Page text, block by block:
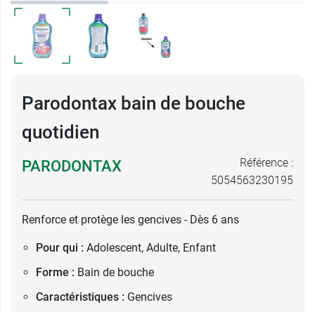
Parodontax bain de bouche
quotidien
PARODONTAX
Référence :
5054563230195
Renforce et protège les gencives - Dès 6 ans
Pour qui : Adolescent, Adulte, Enfant
Forme : Bain de bouche
Caractéristiques : Gencives